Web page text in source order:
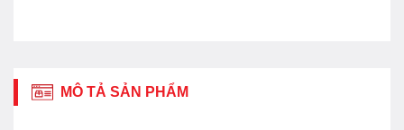
MÔ TẢ SẢN PHẨM